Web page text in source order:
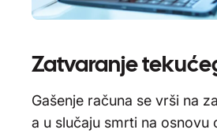
Zatvaranje
Gašenje računa se vrši na
a u slučaju smrti na osnovu